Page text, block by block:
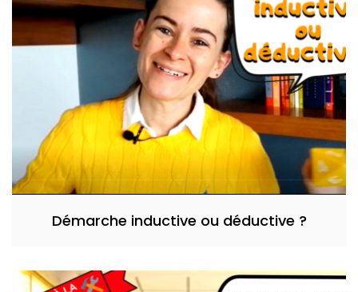
Démarche inductive ou déductive ?